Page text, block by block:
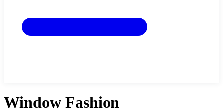
Window Fashion